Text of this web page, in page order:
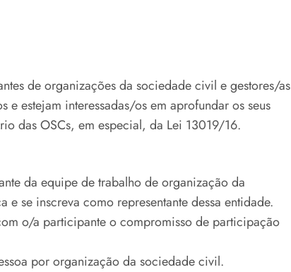
de organizações da sociedade civil e gestores/as
estejam interessadas/os em aprofundar os seus
das OSCs, em especial, da Lei 13019/16.
da equipe de trabalho de organização da
se inscreva como representante dessa entidade.
o/a participante o compromisso de participação
por organização da sociedade civil.